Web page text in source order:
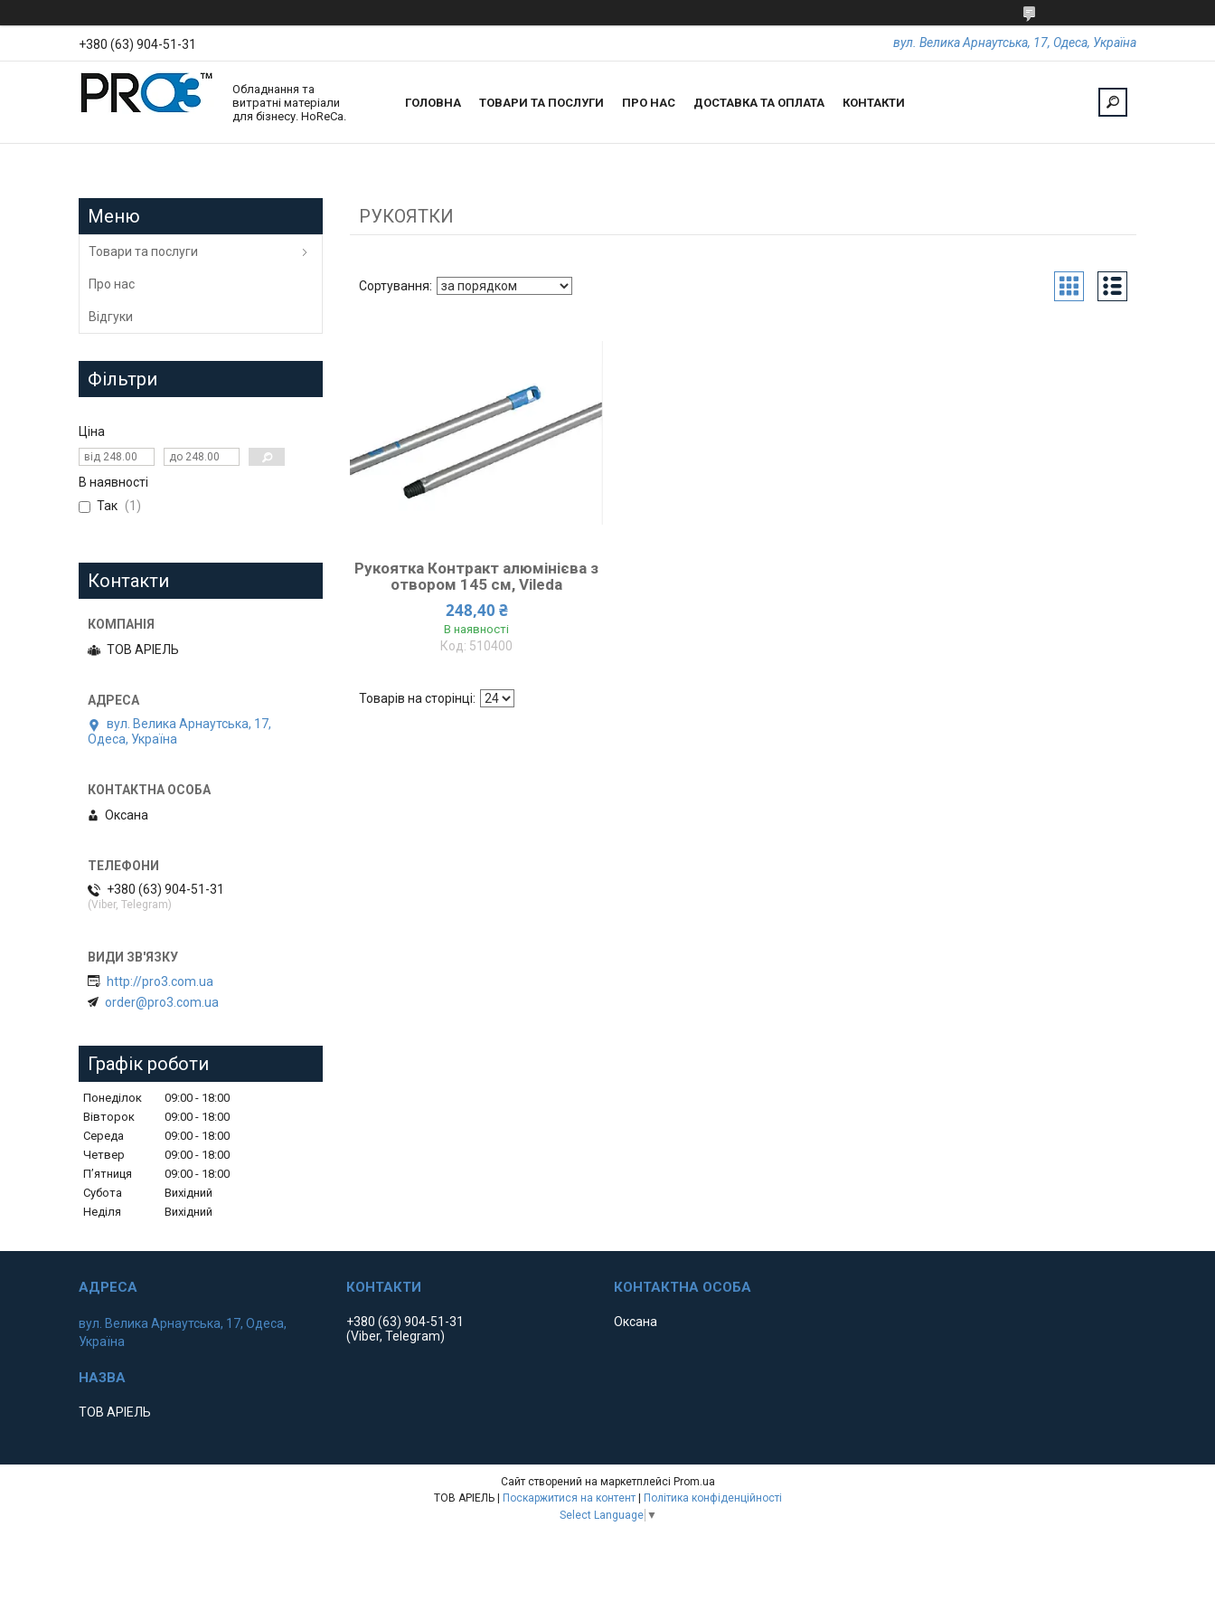
+380 (63) 904-51-31 вул. Велика Арнаутська, 17, Одеса, Україна
Обладнання та
витратні матеріали
для бізнесу. HoReCa.
ГОЛОВНА ТОВАРИ ТА ПОСЛУГИ ПРО НАС ДОСТАВКА ТА ОПЛАТА КОНТАКТИ
РУКОЯТКИ
Рукоятка Контракт алюмінієва з
отвором 145 см, Vileda
248,40 ₴
В наявності
510400
Товари та послуги
Про нас
Відгуки
Фільтри
Ціна
В наявності
Так
1
Контакти
ТОВ АРІЕЛЬ
вул. Велика Арнаутська, 17,
Одеса, Україна
Оксана
+380 (63) 904-51-31
(Viber, Telegram)
http://pro3.com.ua
order@pro3.com.ua
Графік роботи
Понеділок 09:00
18:00
Вівторок
09:00
18:00
Середа
09:00
18:00
Четвер
09:00
18:00
Пʼятниця
09:00
18:00
Субота
Вихідний
Неділя
Вихідний
вул. Велика Арнаутська, 17, Одеса,
Україна
ТОВ АРІЕЛЬ
+380 (63) 904-51-31
(Viber, Telegram)
Оксана
Сайт створений на маркетплейсі Prom.ua
Поскаржитися на контент
Політика конфіденційності
Select Language ▼